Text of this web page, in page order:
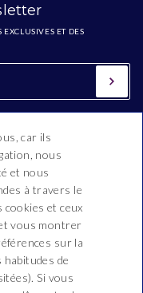
ET DES
car ils
nous
et nous
à travers le
et ceux
vous montrer
sur la
de
Si vous